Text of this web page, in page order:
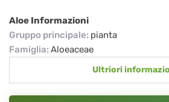
Aloe Informazioni
Gruppo principale: pianta
Famiglia: Aloeaceae
Ultriori